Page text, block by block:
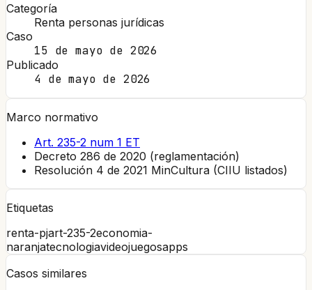
Categoría
Renta personas jurídicas
Caso
15 de mayo de 2026
Publicado
4 de mayo de 2026
Marco normativo
Art. 235-2 num 1 ET
Decreto 286 de 2020 (reglamentación)
Resolución 4 de 2021 MinCultura (CIIU listados)
Etiquetas
renta-pjart-235-2economia-
naranjatecnologiavideojuegosapps
Casos similares